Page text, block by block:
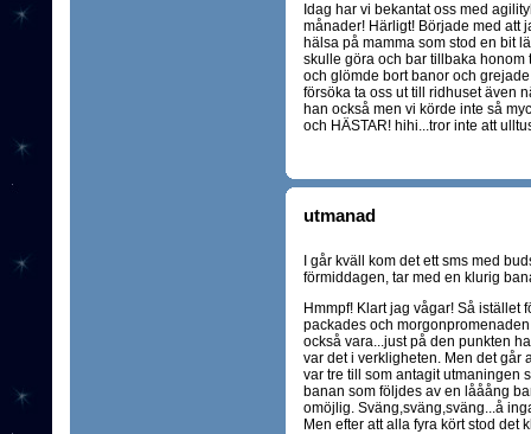
Idag har vi bekantat oss med
månader! Härligt! Började med att
hälsa på mamma som stod en bit
skulle göra och bar tillbaka honom
och glömde bort banor och
försöka ta oss ut till ridhuset även
han också men vi körde inte så
och HÄSTAR! hihi...tror inte att
utmanad
I går kväll kom det ett sms med
förmiddagen, tar med en klurig
Hmmpf! Klart jag vågar! Så istället
packades och
också vara...just på den punkten
var det i verkligheten. Men det går
var tre till som antagit utmaningen
banan som följdes av en lååång
omöjlig. Sväng,sväng,sväng...å
Men efter att alla fyra kört stod det